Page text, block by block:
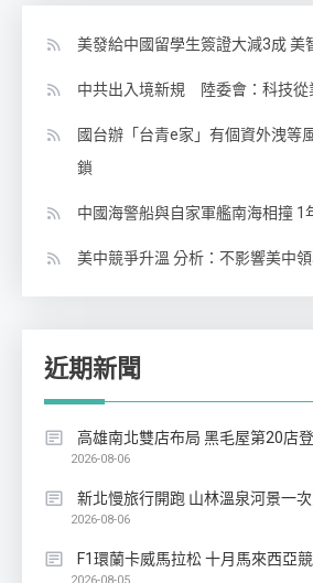
美發給中國留學生簽證大減3成 美
中共出入境新規 陸委會：科技從
國台辦「台青e家」有個資外洩
鎖
中國海警船與自家軍艦南海相撞 1
美中競爭升溫 分析：不影響美中
近期新聞
高雄南北雙店布局 黑毛屋第20店
2026-08-06
新北慢旅行開跑 山林溫泉河景一
2026-08-06
F1環蘭卡威馬拉松 十月馬來西亞